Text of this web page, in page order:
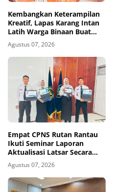
Kembangkan Keterampilan
Kreatif, Lapas Karang Intan
Latih Warga Binaan Buat
Kerajinan Bambu
Agustus 07, 2026
Empat CPNS Rutan Rantau
Ikuti Seminar Laporan
Aktualisasi Latsar Secara
Virtual
Agustus 07, 2026